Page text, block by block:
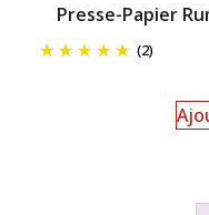
Presse-Papier
(2)